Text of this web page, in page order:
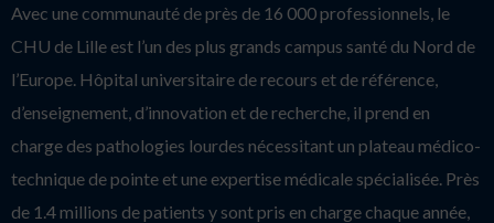
Avec une communauté de près de 16 000 professionnels, le
CHU de Lille est l’un des plus grands campus santé du Nord de
l’Europe. Hôpital universitaire de recours et de référence,
d’enseignement, d’innovation et de recherche, il prend en
charge des pathologies lourdes nécessitant un plateau médico-
technique de pointe et une expertise médicale spécialisée. Près
de 1.4 millions de patients y sont pris en charge chaque année,